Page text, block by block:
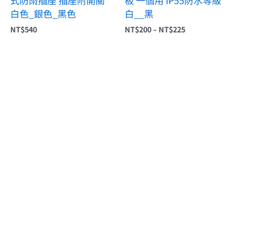
白色_銀色_黑色
NT$540
白__黑
NT$200– NT$225